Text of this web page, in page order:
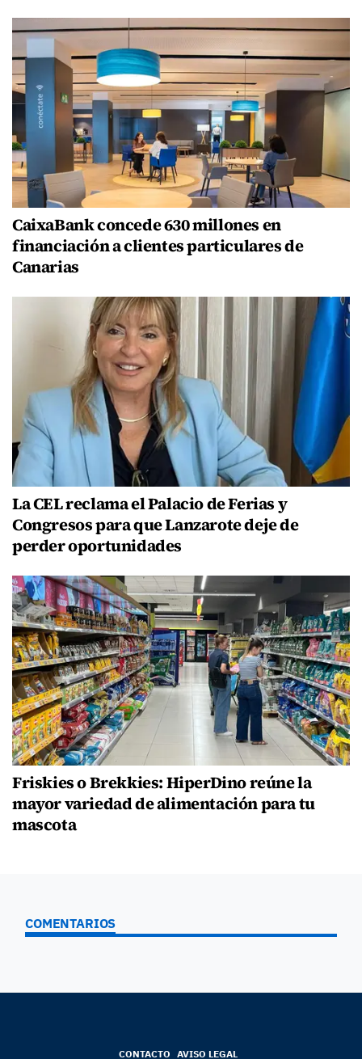
CaixaBank concede 630 millones en
financiación a clientes particulares de
Canarias
La CEL reclama el Palacio de Ferias y
Congresos para que Lanzarote deje de
perder oportunidades
Friskies o Brekkies: HiperDino reúne la
mayor variedad de alimentación para tu
mascota
COMENTARIOS
CONTACTO AVISO LEGAL